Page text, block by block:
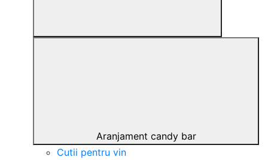
Aranjament candy bar
Cutii pentru vin